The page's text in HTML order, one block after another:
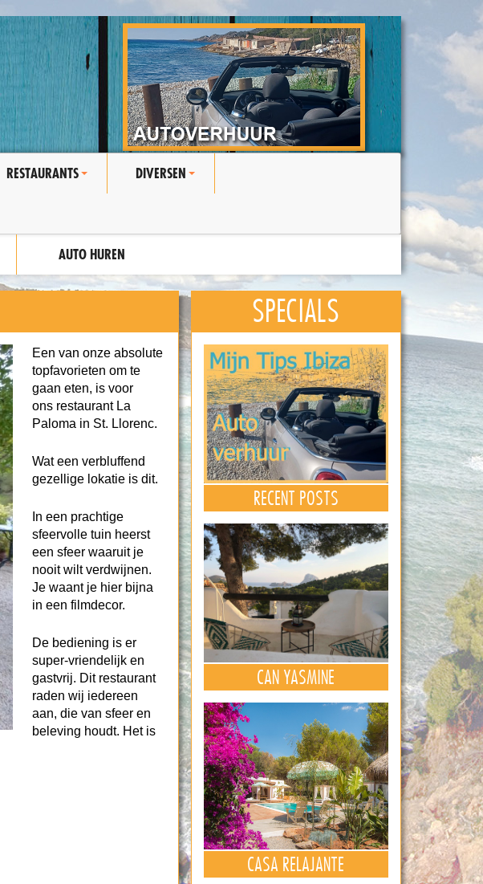
RESTAURANTS DIVERSEN
AUTO HUREN
Een van onze absolute
topfavorieten om te
gaan eten, is voor
ons restaurant La
Paloma in St. Llorenc.
Wat een verbluffend
gezellige lokatie is dit.
In een prachtige
sfeervolle tuin heerst
een sfeer waaruit je
nooit wilt verdwijnen.
Je waant je hier bijna
in een filmdecor.
De bediening is er
super-vriendelijk en
gastvrij. Dit restaurant
raden wij iedereen
aan, die van sfeer en
beleving houdt. Het is
SPECIALS
RECENT POSTS
CAN YASMINE
CASA RELAJANTE